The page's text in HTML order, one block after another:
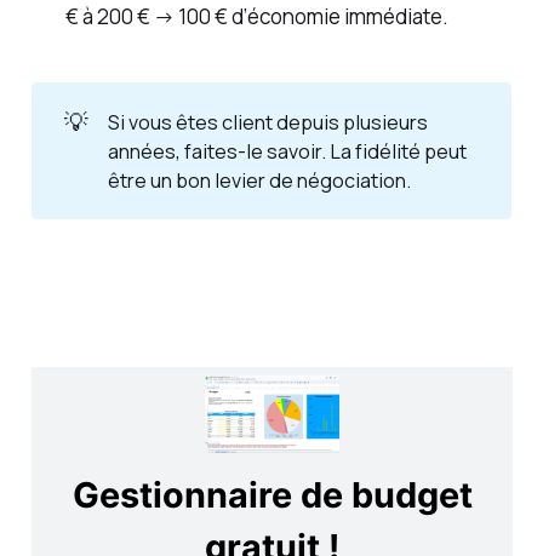
€ à 200 € → 100 € d’économie immédiate.
💡
Si vous êtes client depuis plusieurs
années, faites-le savoir. La fidélité peut
être un bon levier de négociation.